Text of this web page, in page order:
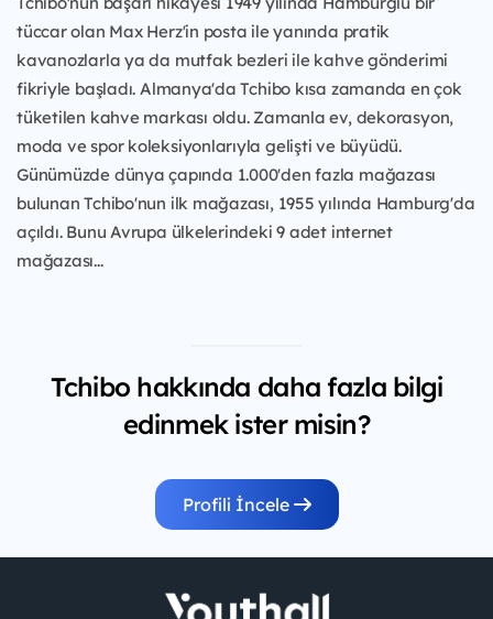
tüccar olan Max Herz'in posta ile yanında pratik
kavanozlarla ya da mutfak bezleri ile kahve gönderimi
fikriyle başladı. Almanya'da Tchibo kısa zamanda en çok
tüketilen kahve markası oldu. Zamanla ev, dekorasyon,
moda ve spor koleksiyonlarıyla gelişti ve büyüdü.
Günümüzde dünya çapında 1.000'den fazla mağazası
bulunan Tchibo'nun ilk mağazası, 1955 yılında Hamburg'da
açıldı. Bunu Avrupa ülkelerindeki 9 adet internet
mağazası...
Tchibo hakkında daha fazla bilgi
edinmek ister misin?
Profili İncele